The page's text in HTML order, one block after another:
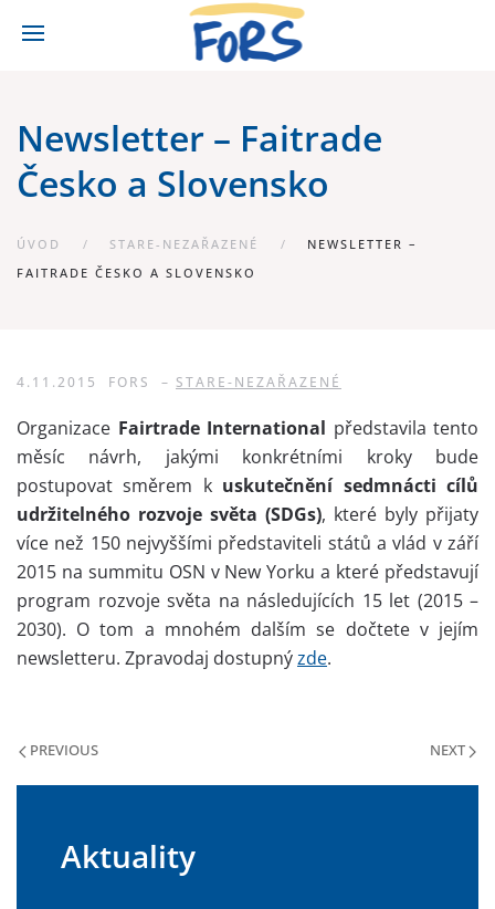
Newsletter – Faitrade
Česko a Slovensko
ÚVOD STARE-NEZAŘAZENÉ
NEWSLETTER –
FAITRADE ČESKO A SLOVENSKO
4.11.2015 FORS – STARE-NEZAŘAZENÉ
Organizace Fairtrade International představila tento
měsíc návrh, jakými konkrétními kroky bude
postupovat směrem k uskutečnění sedmnácti cílů
udržitelného rozvoje světa (SDGs), které byly přijaty
více než 150 nejvyššími představiteli států a vlád v září
2015 na summitu OSN v New Yorku a které představují
program rozvoje světa na následujících 15 let (2015 –
2030). O tom a mnohém dalším se dočtete v jejím
newsletteru. Zpravodaj dostupnýzde.
PREVIOUS NEXT
Aktuality